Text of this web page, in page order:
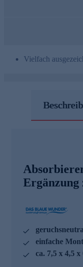
Vielfach
einfache
ca. 7,5 x 4,5 x